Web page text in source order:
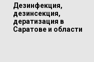
Дезинфекция,
дезинсекция,
дератизация в
Саратове и области